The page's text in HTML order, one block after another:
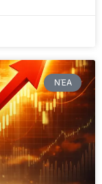
ΝΈΑ